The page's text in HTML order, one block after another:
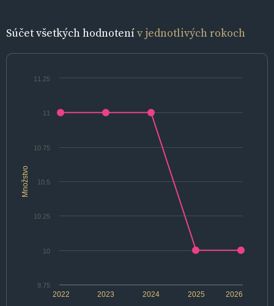
Súčet všetkých hodnotenív jednotlivých rokoch
Množstvo
2025
2022 2023 2024 2026
9.75
10
10.25
10.5
10.75
11
11.25